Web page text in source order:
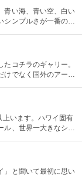
青い海、青い空、白い
ンプルさが一番の売
抜ける小道も風情あり
コチラのギャリー。
でなく国外のアーテ
流れを感じる事が出来
。
います。ハワイ固有
、世界一大きなシャ
槽も人気です。
」と聞いて最初に思い